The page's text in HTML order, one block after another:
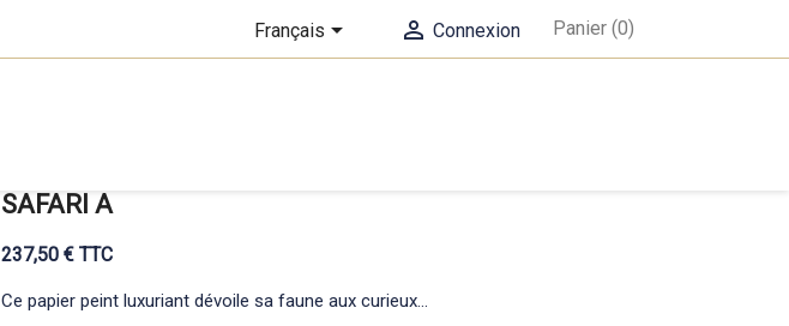
Français  Connexion Panier (0)
SAFARI A
237,50 € TTC
Ce papier peint luxuriant dévoile sa faune aux curieux...